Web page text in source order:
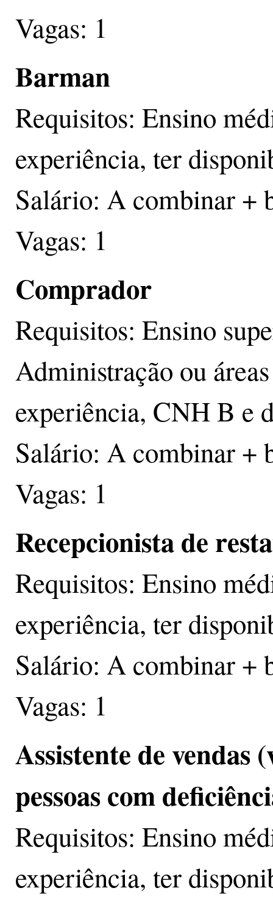
Vagas: 1
Barman
Requisitos: Ensino
experiência, ter
Salário: A combinar +
Vagas: 1
Comprador
Requisitos: Ensino
Administração ou
experiência, CNH B e
Salário: A combinar +
Vagas: 1
Recepcionista de
Requisitos: Ensino
experiência, ter
Salário: A combinar +
Vagas: 1
Assistente de vendas
pessoas com
Requisitos: Ensino
experiência, ter